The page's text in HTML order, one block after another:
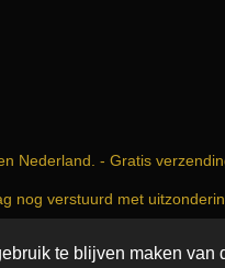
te blijven maken van
Nederland. - Gratis
nog verstuurd met
74999583